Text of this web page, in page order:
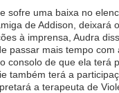
sofre uma baixa no
de Addison, deixará
à imprensa, Audra
passar mais tempo
consolo de que ela terá
também terá a
a terapeuta de